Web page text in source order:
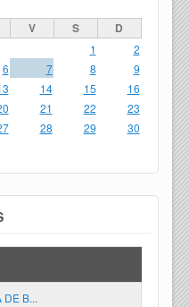
V S D
1
2
6 7 8
9
14 15
16
21 22
23
28 29
30
DE B...